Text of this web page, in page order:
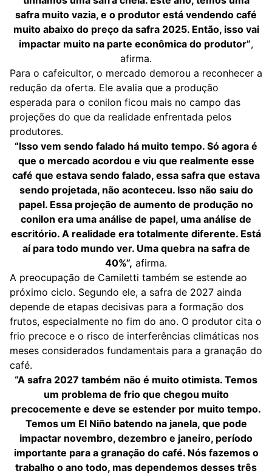
safra muito vazia, e o produtor está vendendo café
muito abaixo do preço da safra 2025. Então, isso vai
impactar muito na parte econômica do produtor”,
afirma.
Para o cafeicultor, o mercado demorou a reconhecer a
redução da oferta. Ele avalia que a produção
esperada para o conilon ficou mais no campo das
projeções do que da realidade enfrentada pelos
produtores.
“Isso vem sendo falado há muito tempo. Só agora é
que o mercado acordou e viu que realmente esse
café que estava sendo falado, essa safra que estava
sendo projetada, não aconteceu. Isso não saiu do
papel. Essa projeção de aumento de produção no
conilon era uma análise de papel, uma análise de
escritório. A realidade era totalmente diferente. Está
aí para todo mundo ver. Uma quebra na safra de
40%”, afirma.
A preocupação de Camiletti também se estende ao
próximo ciclo. Segundo ele, a safra de 2027 ainda
depende de etapas decisivas para a formação dos
frutos, especialmente no fim do ano. O produtor cita o
frio precoce e o risco de interferências climáticas nos
meses considerados fundamentais para a granação do
café.
“A safra 2027 também não é muito otimista. Temos
um problema de frio que chegou muito
precocemente e deve se estender por muito tempo.
Temos um El Niño batendo na janela, que pode
impactar novembro, dezembro e janeiro, período
importante para a granação do café. Nós fazemos o
trabalho o ano todo, mas dependemos desses três